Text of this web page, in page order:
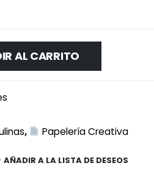
AL CARRITO
, Papelería Creativa
AÑADIR A LA LISTA DE DESEOS